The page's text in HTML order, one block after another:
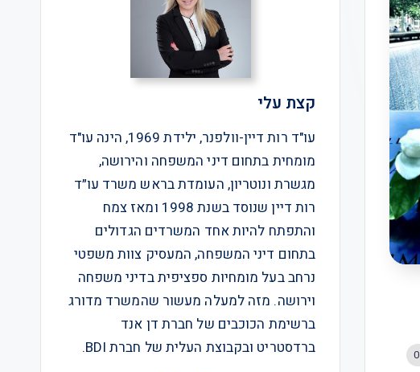
0
קצת עלי
עו"ד רות דיין-וולפנר, ילידת 1969, הינה עו"ד
מומחית בתחום דיני המשפחה והירושה,
מגשרת ונוטריון, העומדת בראש משרד עו״ד
רות דיין שנוסד בשנת 1998 ומאז צמח
והתפתח להיות אחד המשרדים הגדולים
בתחום דיני המשפחה, המעסיק צוות משפטי
נרחב בעל מומחיות ספציפית בדיני משפחה
וירושה. מזה למעלה מעשור שהמשרד מדורג
ברשימת הכוכבים של חברת דן אנד
ברדסטריט ובקבוצת העלית של חברת BDI.